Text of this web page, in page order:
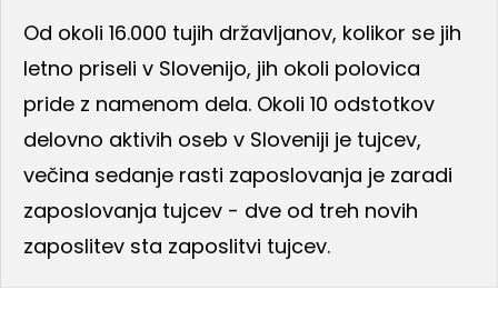
Od okoli 16.000 tujih državljanov, kolikor se jih
letno priseli v Slovenijo, jih okoli polovica
pride z namenom dela. Okoli 10 odstotkov
delovno aktivih oseb v Sloveniji je tujcev,
večina sedanje rasti zaposlovanja je zaradi
zaposlovanja tujcev - dve od treh novih
zaposlitev sta zaposlitvi tujcev.